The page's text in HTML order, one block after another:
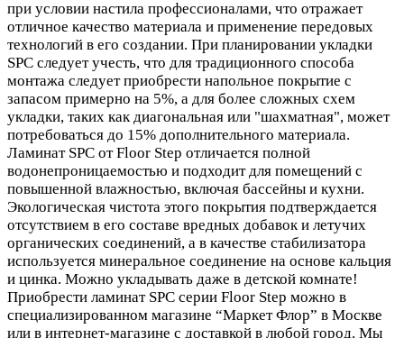
при условии настила профессионалами, что отражает
отличное качество материала и применение передовых
технологий в его создании. При планировании укладки
SPC следует учесть, что для традиционного способа
монтажа следует приобрести напольное покрытие с
запасом примерно на 5%, а для более сложных схем
укладки, таких как диагональная или "шахматная", может
потребоваться до 15% дополнительного материала.
Ламинат SPC от Floor Step отличается полной
водонепроницаемостью и подходит для помещений с
повышенной влажностью, включая бассейны и кухни.
Экологическая чистота этого покрытия подтверждается
отсутствием в его составе вредных добавок и летучих
органических соединений, а в качестве стабилизатора
используется минеральное соединение на основе кальция
и цинка. Можно укладывать даже в детской комнате!
Приобрести ламинат SPC серии Floor Step можно в
специализированном магазине “Маркет Флор” в Москве
или в интернет-магазине с доставкой в любой город. Мы